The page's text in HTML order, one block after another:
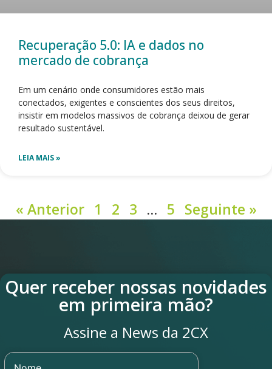
Recuperação 5.0: IA e dados no
mercado de cobrança
Em um cenário onde consumidores estão mais
conectados, exigentes e conscientes dos seus direitos,
insistir em modelos massivos de cobrança deixou de gerar
resultado sustentável.
LEIA MAIS »
« Anterior 1 2 3 … 5 Seguinte »
Quer receber nossas novidades
em primeira mão?
Assine a News da 2CX